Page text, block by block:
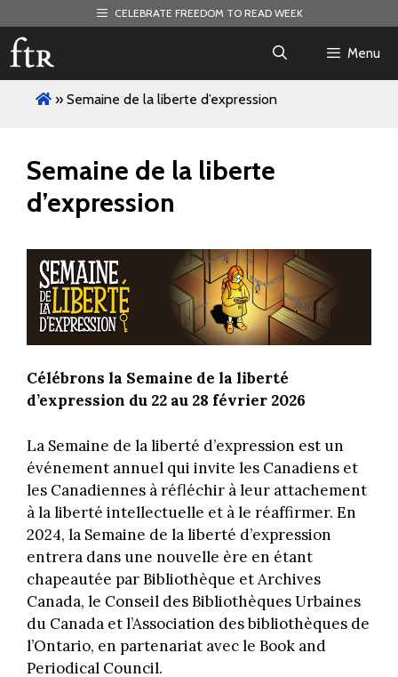
to
content
CELEBRATE FREEDOM TO READ WEEK
Menu
» Semaine de la liberte d’expression
Semaine de la liberte
d’expression
Célébrons la Semaine de la liberté
d’expression du 22 au 28 février 2026
La Semaine de la liberté d’expression est un
événement annuel qui invite les Canadiens et
les Canadiennes à réfléchir à leur attachement
à la liberté intellectuelle et à le réaffirmer. En
2024, la Semaine de la liberté d’expression
entrera dans une nouvelle ère en étant
chapeautée par Bibliothèque et Archives
Canada, le Conseil des Bibliothèques Urbaines
du Canada et l’Association des bibliothèques de
l’Ontario, en partenariat avec le Book and
Periodical Council.